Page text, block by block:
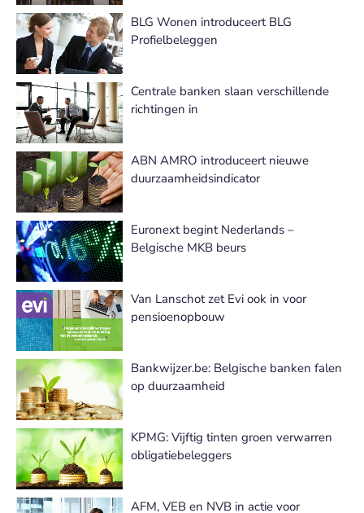
BLG Wonen introduceert BLG
Profielbeleggen
Centrale banken slaan verschillende
richtingen in
ABN AMRO introduceert nieuwe
duurzaamheidsindicator
Euronext begint Nederlands –
Belgische MKB beurs
Van Lanschot zet Evi ook in voor
pensioenopbouw
Bankwijzer.be: Belgische banken falen
op duurzaamheid
KPMG: Vijftig tinten groen verwarren
obligatiebeleggers
AFM, VEB en NVB in actie voor